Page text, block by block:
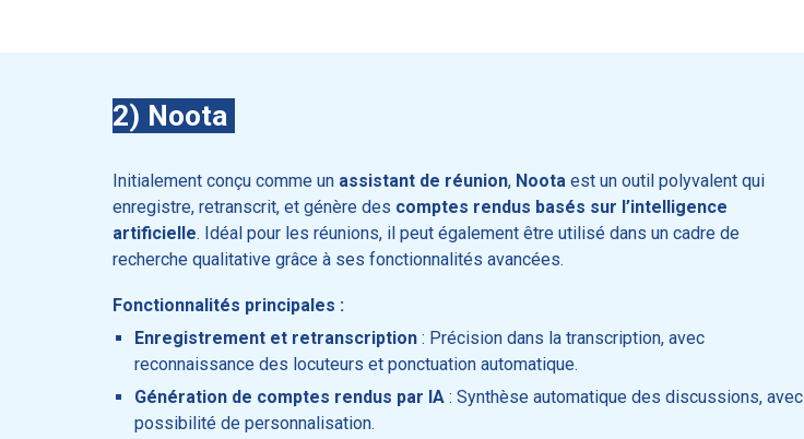
2) Noota
Initialement conçu comme un assistant de réunion, Nootaest un outil polyvalent qui
enregistre, retranscrit, et génère des comptes rendus basés sur l’intelligence
artificielle. Idéal pour les réunions, il peut également être utilisé dans un cadre de
recherche qualitative grâce à ses fonctionnalités avancées.
Fonctionnalités principales :
Enregistrement et retranscription: Précision dans la transcription, avec
reconnaissance des locuteurs et ponctuation automatique.
Génération de comptes rendus par IA: Synthèse automatique des discussions, avec
possibilité de personnalisation.